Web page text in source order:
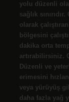
yolu düzenli
sağlık
olarak
bölgesini
dakika orta
artırabilirsiniz.
Düzenli ve
erimesini
veya yürüyüş
daha fazla yağ